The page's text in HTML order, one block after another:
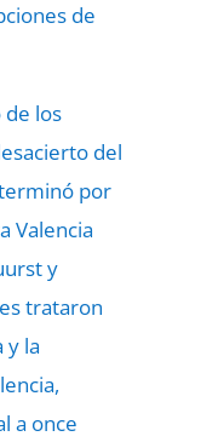
de
de los
del
por
Valencia
y
trataron
y la
a once